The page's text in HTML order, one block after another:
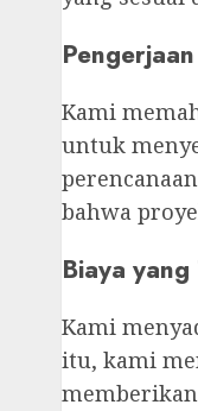
Kami
untuk
bahwa
Biaya
Kami
itu, kami